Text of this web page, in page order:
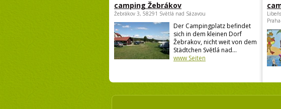
camping Žebrákov
Žebrákov 3, 58291 Světlá nad Sázavou
Der Campingplatz befindet
sich in dem kleinen Dorf
Žebrakov, nicht weit von dem
Städtchen Světlá nad...
www Seiten